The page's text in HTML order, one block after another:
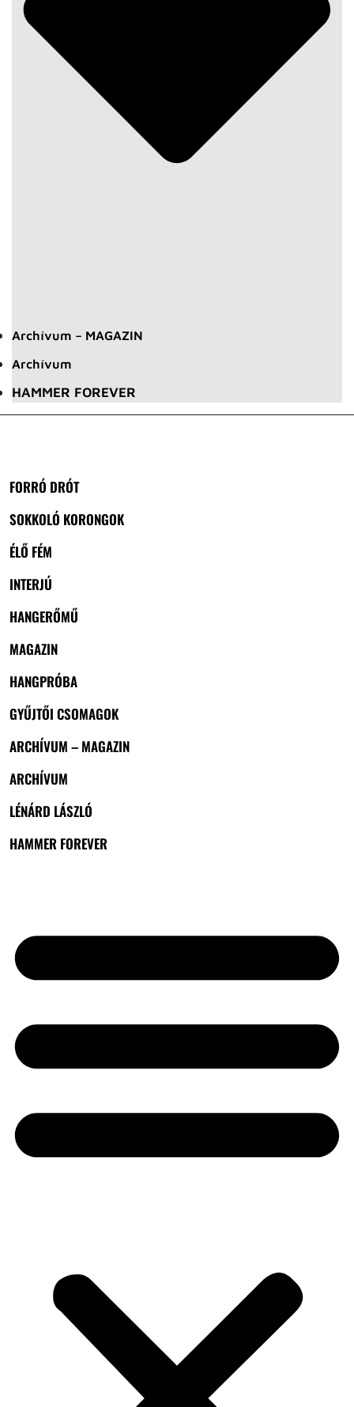
Archívum – MAGAZIN
Archívum
HAMMER FOREVER
FORRÓ DRÓT
SOKKOLÓ KORONGOK
ÉLŐ FÉM
INTERJÚ
HANGERŐMŰ
MAGAZIN
HANGPRÓBA
GYŰJTŐI CSOMAGOK
ARCHÍVUM – MAGAZIN
ARCHÍVUM
LÉNÁRD LÁSZLÓ
HAMMER FOREVER